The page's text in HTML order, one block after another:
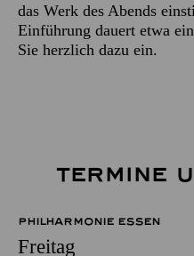
das Werk des Abends
Einführung dauert etwa
Sie herzlich dazu ein.
TERMINE
PHILHARMONIE ESSEN
Freitag